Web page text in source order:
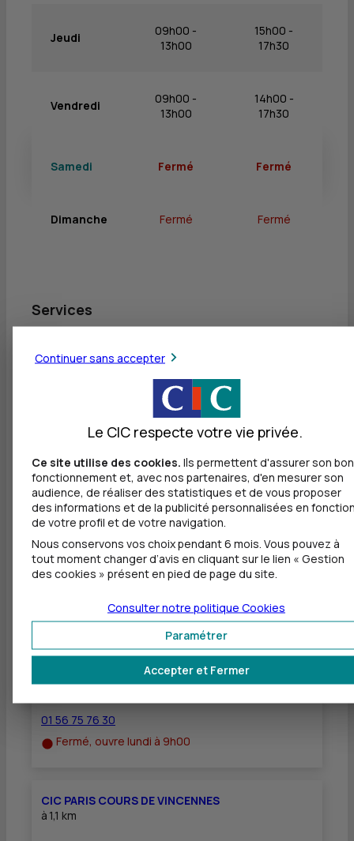
Jeudi
09h00 -
13h00
15h00 -
17h30
Vendredi
09h00 -
13h00
14h00 -
17h30
Samedi Fermé Fermé
Dimanche Fermé Fermé
Services
Dépôt valorisé de billets EUR
Retrait de rouleaux de monnaie EUR
Dépôt de monnaie EUR
Dépôt valorisé de chèques EUR
Dépôt de chèques EUR
CIC PARIS BERCY ENTREPRISES
à1 km
8 PLACE DES VINS DE FRANCE
01 56 75 76 30
Fermé, ouvre lundi à 9h00
CIC PARIS COURS DE VINCENNES
à 1,1 km
Continuer sans accepter
Le CIC respecte votre vie privée.
Ce site utilise des cookies. Ils permettent d'assurer son bon
fonctionnement et, avec nos partenaires, d'en mesurer son
audience, de réaliser des statistiques et de vous proposer
des informations et de la publicité personnalisées en
de votre profil et de votre navigation.
Nous conservons vos choix pendant 6 mois. Vous pouvez à
tout moment changer d’avis en cliquant sur le lien « Gestion
des cookies » présent en pied de page du site.
Accepter et Fermer
Paramétrer
Consulter notre politique Cookies